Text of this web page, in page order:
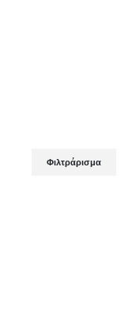
Φιλτράρισμα